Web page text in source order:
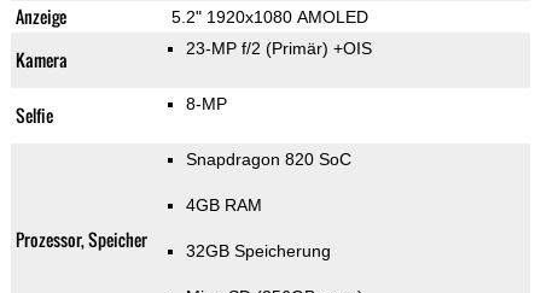
Anzeige 5.2" 1920x1080 AMOLED
Kamera 23-MP f/2 (Primär) +OIS
Selfie 8-MP
Prozessor, Speicher
Snapdragon 820 SoC
4GB RAM
32GB Speicherung